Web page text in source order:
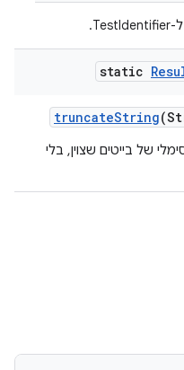
static
truncateString
של בייטים שצוין, בלי